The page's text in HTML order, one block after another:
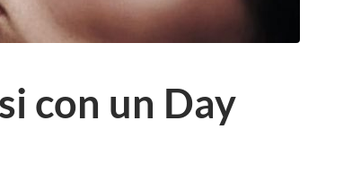
con un Day